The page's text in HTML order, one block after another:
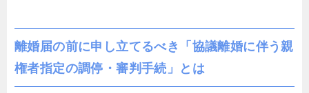
離婚届の前に申し立てるべき「協議離婚に伴う親
権者指定の調停・審判手続」とは